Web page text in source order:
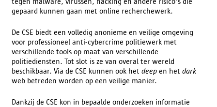
gepaard kunnen gaan met online recherchewerk.
De CSE biedt een volledig anonieme en veilige omgeving
voor professioneel anti-cybercrime politiewerk met
verschillende tools op maat van verschillende
politiediensten. Tot slot is ze van overal ter wereld
beschikbaar. Via de CSE kunnen ook het deep en het dark
web betreden worden op een veilige manier.
Dankzij de CSE kon in bepaalde onderzoeken informatie